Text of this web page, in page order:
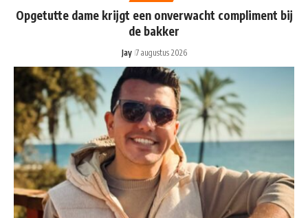
Opgetutte dame krijgt een onverwacht compliment bij
de bakker
Jay 7 augustus 2026